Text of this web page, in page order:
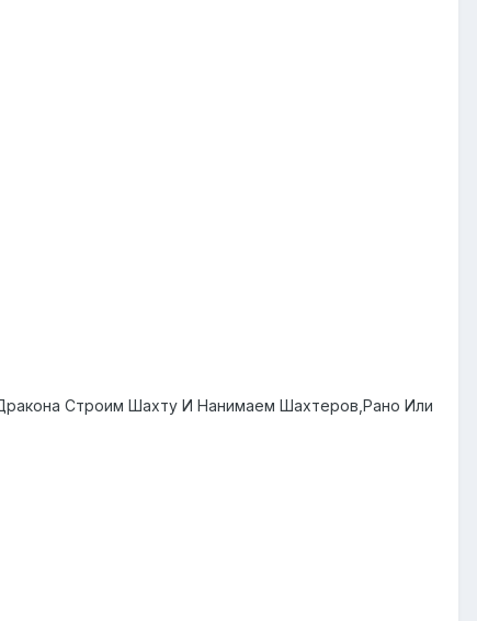
Строим Шахту И Нанимаем Шахтеров,Рано Или